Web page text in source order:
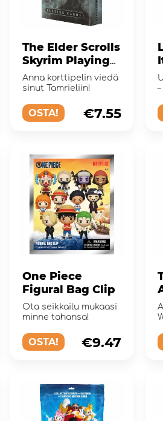
The Elder Scrolls
Skyrim Playing
Cards
Anna korttipelin viedä
sinut Tamrieliin!
OSTA! €7.55
One Piece
Figural Bag Clip
Ota seikkailu mukaasi
minne tahansa!
OSTA! €9.47